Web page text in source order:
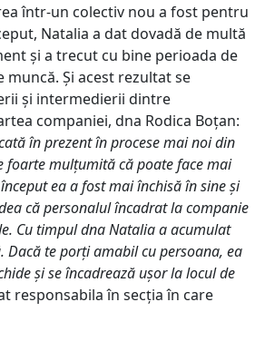
într-un colectiv nou a fost pentru
Natalia a dat dovadă de multă
și a trecut cu bine perioada de
muncă. Și acest rezultat se
și intermedierii dintre
companiei, dna Rodica Boțan:
în prezent în procese mai noi din
foarte mulțumită că poate face mai
ea a fost mai închisă în sine și
că personalul încadrat la companie
Cu timpul dna Natalia a acumulat
Dacă te porți amabil cu persoana, ea
și se încadrează ușor la locul de
responsabila în secția în care